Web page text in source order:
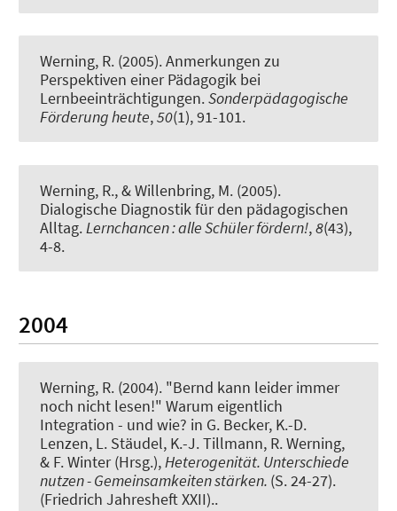
Werning, R. (2005).Anmerkungen zu
Perspektiven einer Pädagogik bei
Lernbeeinträchtigungen.Sonderpädagogische
Förderung heute,50(1), 91-101.
Werning, R., & Willenbring, M. (2005).
Dialogische Diagnostik für den pädagogischen
Alltag.Lernchancen : alle Schüler fördern!,8(43),
4-8.
2004
Werning, R. (2004). "Bernd kann leider immer
noch nicht lesen!" Warum eigentlich
Integration - und wie? in G. Becker, K.-D.
Lenzen, L. Stäudel, K.-J. Tillmann, R. Werning,
& F. Winter (Hrsg.),Heterogenität. Unterschiede
nutzen - Gemeinsamkeiten stärken. (S. 24-27).
(Friedrich Jahresheft XXII)..